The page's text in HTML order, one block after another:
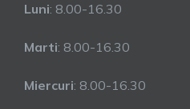
Luni: 8.00-16.30
Marti: 8.00-16.30
Miercuri: 8.00-16.30